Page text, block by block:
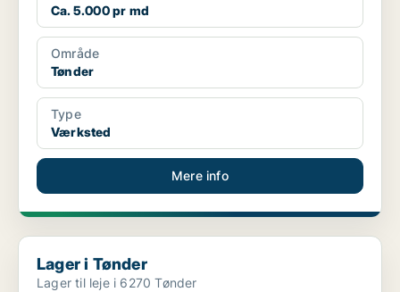
Ca. 5.000 pr md
Område
Tønder
Type
Værksted
Mere info
Lager i Tønder
Lager i Tønder
Lager til leje i 6270 Tønder